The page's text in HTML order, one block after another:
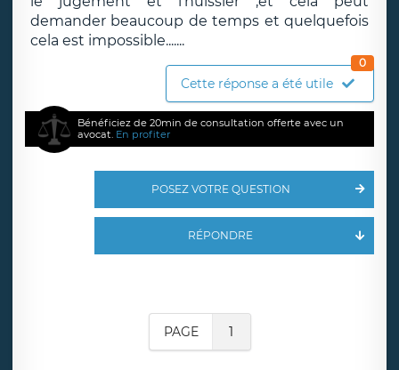
demander beaucoup de temps et quelquefois
cela est impossible.......
Cette réponse a été utile
0
Bénéficiez de 20min de consultation offerte avec un
avocat. En profiter
POSEZ VOTRE QUESTION
RÉPONDRE
PAGE 1